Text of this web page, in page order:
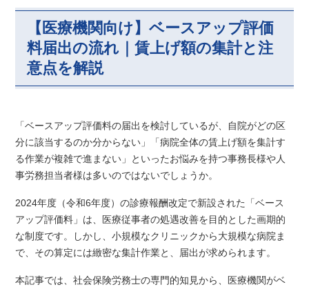
【医療機関向け】ベースアップ評価
料届出の流れ｜賃上げ額の集計と注
意点を解説
「ベースアップ評価料の届出を検討しているが、自院がどの区
分に該当するのか分からない」「病院全体の賃上げ額を集計す
る作業が複雑で進まない」といったお悩みを持つ事務長様や人
事労務担当者様は多いのではないでしょうか。
2024年度（令和6年度）の診療報酬改定で新設された「ベース
アップ評価料」は、医療従事者の処遇改善を目的とした画期的
な制度です。しかし、小規模なクリニックから大規模な病院ま
で、その算定には緻密な集計作業と、届出が求められます。
本記事では、社会保険労務士の専門的知見から、医療機関がベ